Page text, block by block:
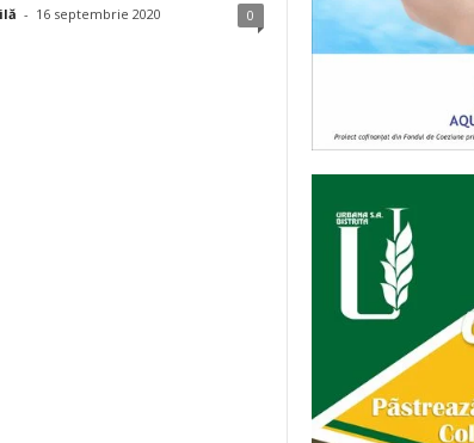
- 16 septembrie 2020 0